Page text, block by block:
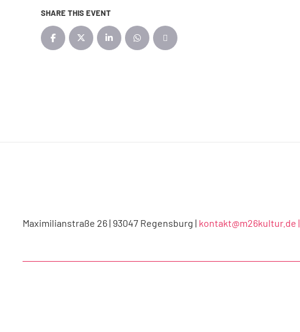
SHARE THIS EVENT
Maximilianstraße 26 | 93047 Regensburg | kontakt@m26kultur.de |